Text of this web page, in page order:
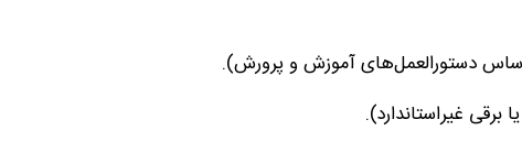
دستورالعمل‌های آموزش و پرورش).
غیراستاندارد).